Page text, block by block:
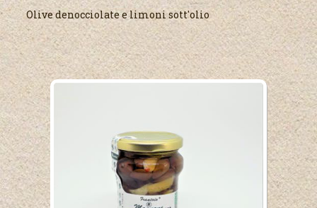
Olive denocciolate e limoni sott'olio